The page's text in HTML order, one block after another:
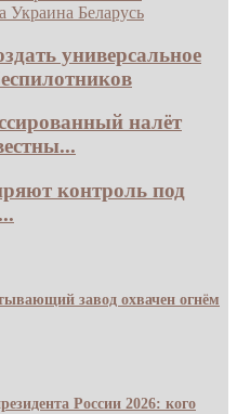
Украина Беларусь
универсальное
налёт
контроль под
завод охвачен огнём
России 2026: кого